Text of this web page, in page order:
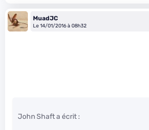
MuadJC
Le 14/01/2016 à 08h32
John Shaft a écrit :